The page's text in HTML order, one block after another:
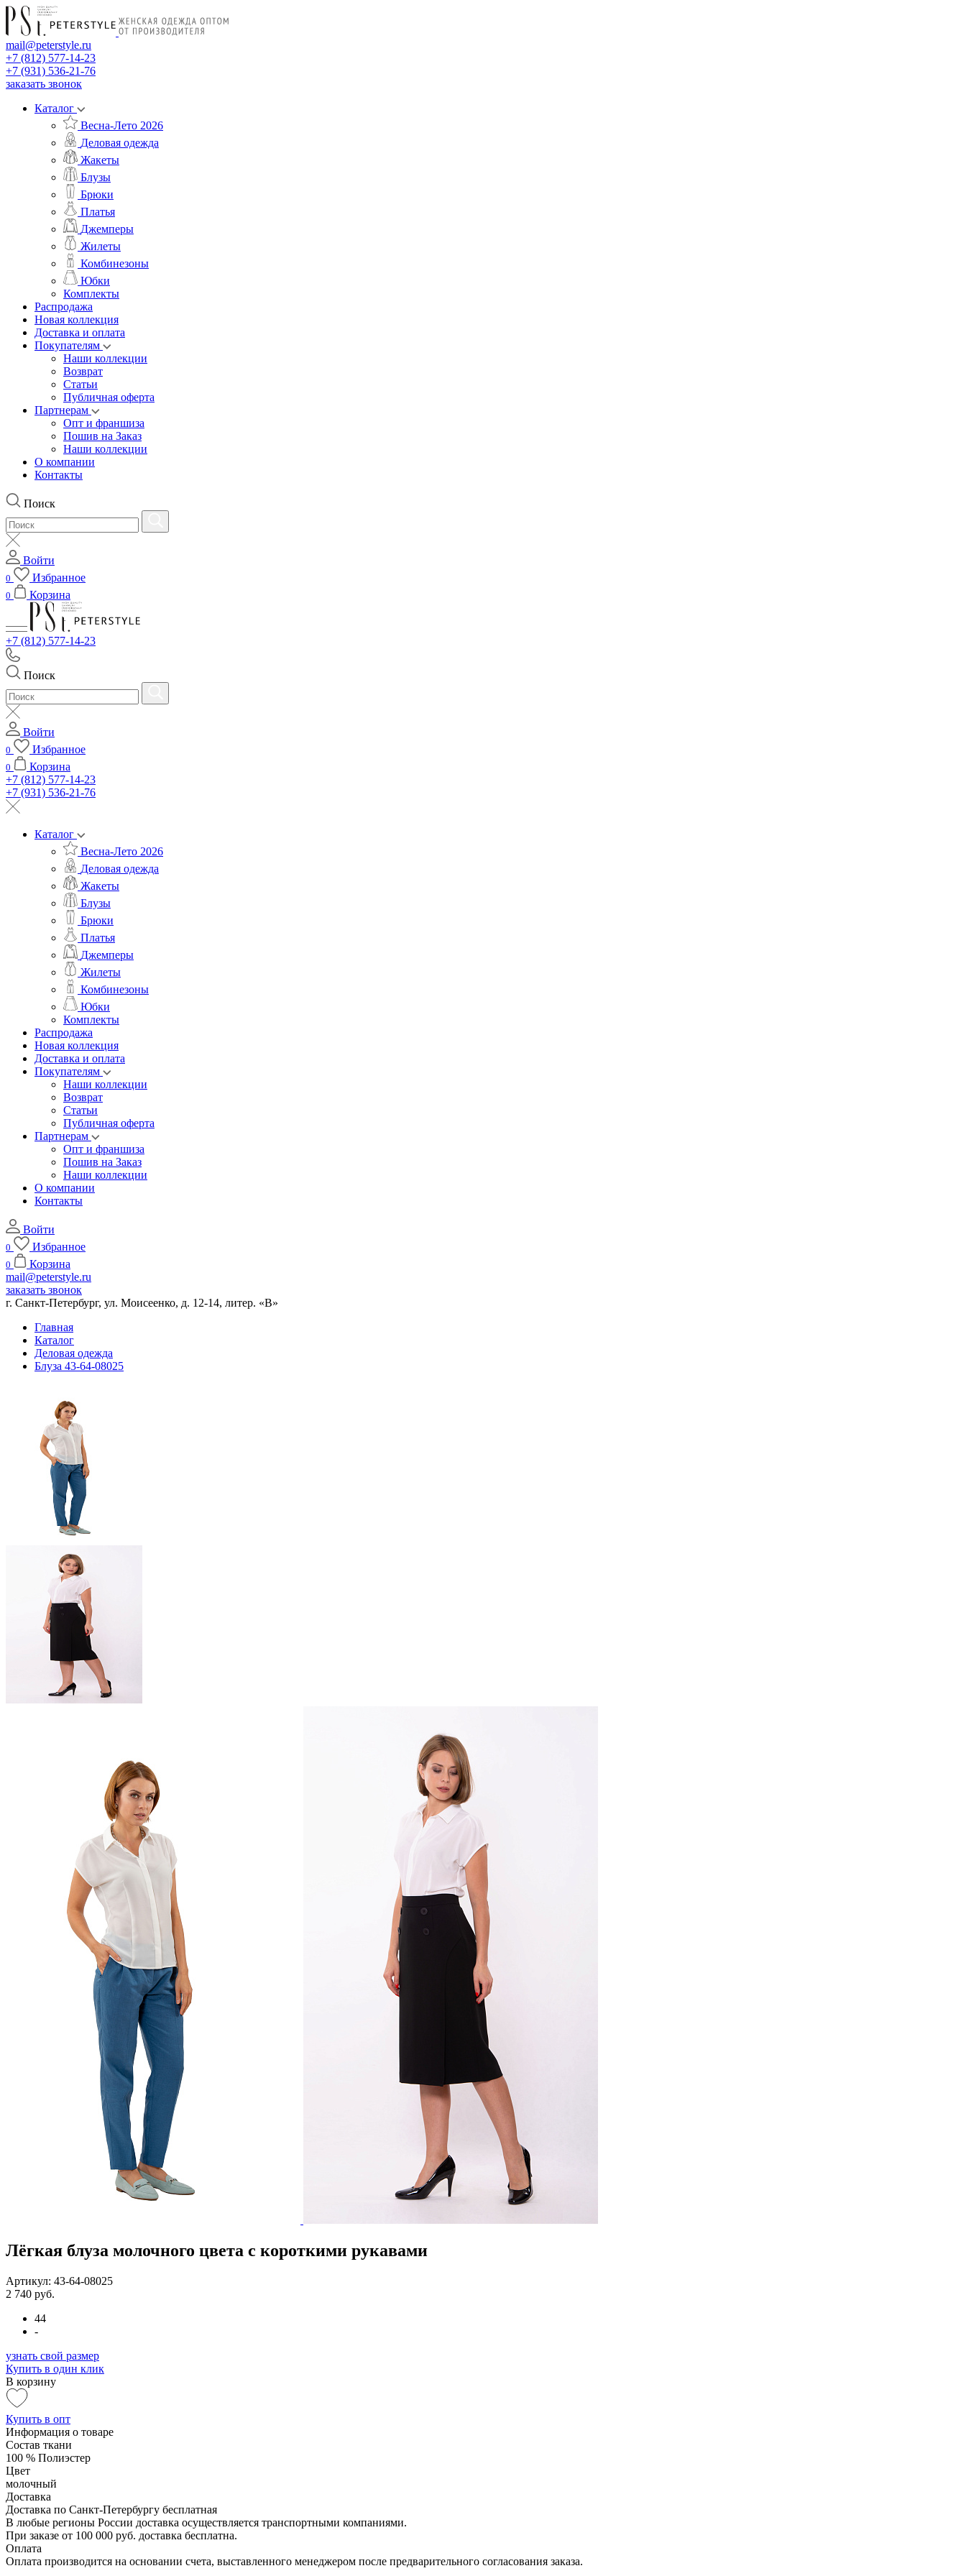
mail@peterstyle.ru
+7 (812) 577-14-23
+7 (931) 536-21-76
заказать звонок
Каталог
Весна-Лето 2026
Деловая одежда
Жакеты
Блузы
Брюки
Платья
Джемперы
Жилеты
Комбинезоны
Юбки
Комплекты
Распродажа
Новая коллекция
Доставка и оплата
Покупателям
Наши коллекции
Возврат
Статьи
Публичная оферта
Партнерам
Опт и франшиза
Пошив на Заказ
Наши коллекции
О компании
Контакты
Поиск
Войти
0 Избранное
0 Корзина
+7 (812) 577-14-23
Поиск
Войти
0 Избранное
0
Корзина
+7 (812) 577-14-23
+7 (931) 536-21-76
Каталог
Весна-Лето 2026
Деловая одежда
Жакеты
Блузы
Брюки
Платья
Джемперы
Жилеты
Комбинезоны
Юбки
Комплекты
Распродажа
Новая коллекция
Доставка и оплата
Покупателям
Наши коллекции
Возврат
Статьи
Публичная оферта
Партнерам
Опт и франшиза
Пошив на Заказ
Наши коллекции
О компании
Контакты
Войти
0 Избранное
0
Корзина
mail@peterstyle.ru
заказать звонок
г. Санкт-Петербург, ул. Моисеенко, д. 12-14, литер. «В»
Главная
Каталог
Деловая одежда
Блуза 43-64-08025
Лёгкая блуза молочного цвета с короткими рукавами
Артикул: 43-64-08025
2 740 руб.
44
-
узнать свой размер
Купить в один клик
В корзину
Купить в опт
Информация о товаре
Состав ткани
100 % Полиэстер
Цвет
молочный
Доставка
Доставка по Санкт-Петербургу бесплатная
В любые регионы России доставка осуществляется транспортными компаниями.
При заказе от 100 000 руб. доставка бесплатна.
Оплата
Оплата производится на основании счета, выставленного менеджером после предварительного согласования заказа.